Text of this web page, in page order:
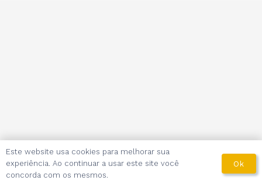
Este website usa cookies para melhorar sua
experiência. Ao continuar a usar este site você
concorda com os mesmos.
Ok